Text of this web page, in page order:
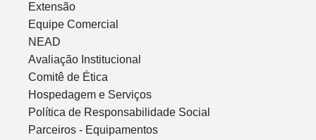
Extensão
Equipe Comercial
NEAD
Avaliação Institucional
Comitê de Ética
Hospedagem e Serviços
Política de Responsabilidade Social
Parceiros - Equipamentos